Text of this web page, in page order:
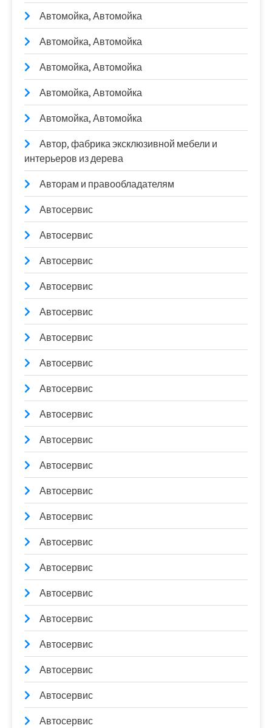
Автомойка, Автомойка
Автомойка, Автомойка
Автомойка, Автомойка
Автомойка, Автомойка
Автомойка, Автомойка
Автор, фабрика эксклюзивной мебели и
интерьеров из дерева
Авторам и правообладателям
Автосервис
Автосервис
Автосервис
Автосервис
Автосервис
Автосервис
Автосервис
Автосервис
Автосервис
Автосервис
Автосервис
Автосервис
Автосервис
Автосервис
Автосервис
Автосервис
Автосервис
Автосервис
Автосервис
Автосервис
Автосервис